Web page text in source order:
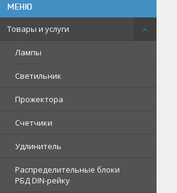
Товары и услуги
Лампы
Светильник
Прожектора
Счетчики
Удлинитель
Распределительные блоки
РБД DIN-рейку